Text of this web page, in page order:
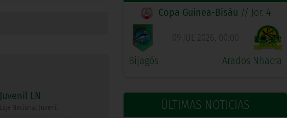
Copa Guinea-Bisáu // Jor. 4
Bijagós
09 JUL 2026, 00:00
Arados Nhacra
ÚLTIMAS NOTICIAS
Juvenil LN
Liga Nacional Juvenil